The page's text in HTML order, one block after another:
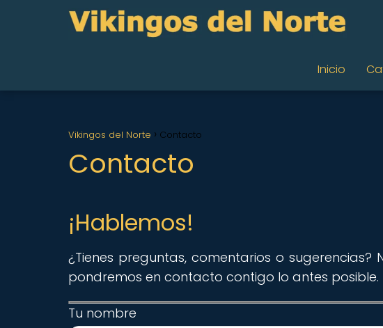
Inicio
Vikingos del Norte Contacto
Contacto
¡Hablemos!
¿Tienes preguntas, comentarios o
pondremos en contacto contigo lo antes posible.
Tu nombre